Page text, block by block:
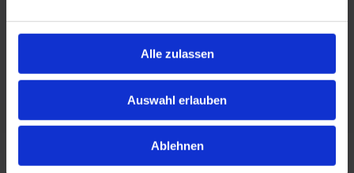
Alle zulassen
Auswahl erlauben
Ablehnen